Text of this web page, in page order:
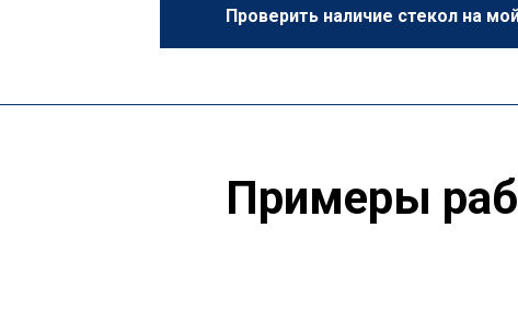
Проверить наличие стекол на
Примеры